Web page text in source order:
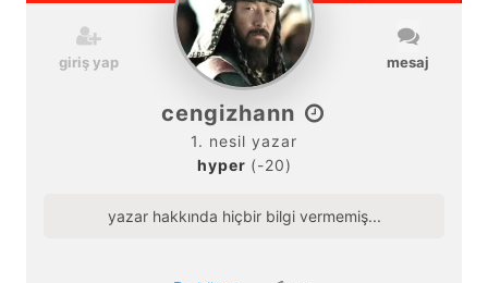
giriş yap mesaj
cengizhann
1. nesil yazar
hyper (-20)
yazar hakkında hiçbir bilgi vermemiş...